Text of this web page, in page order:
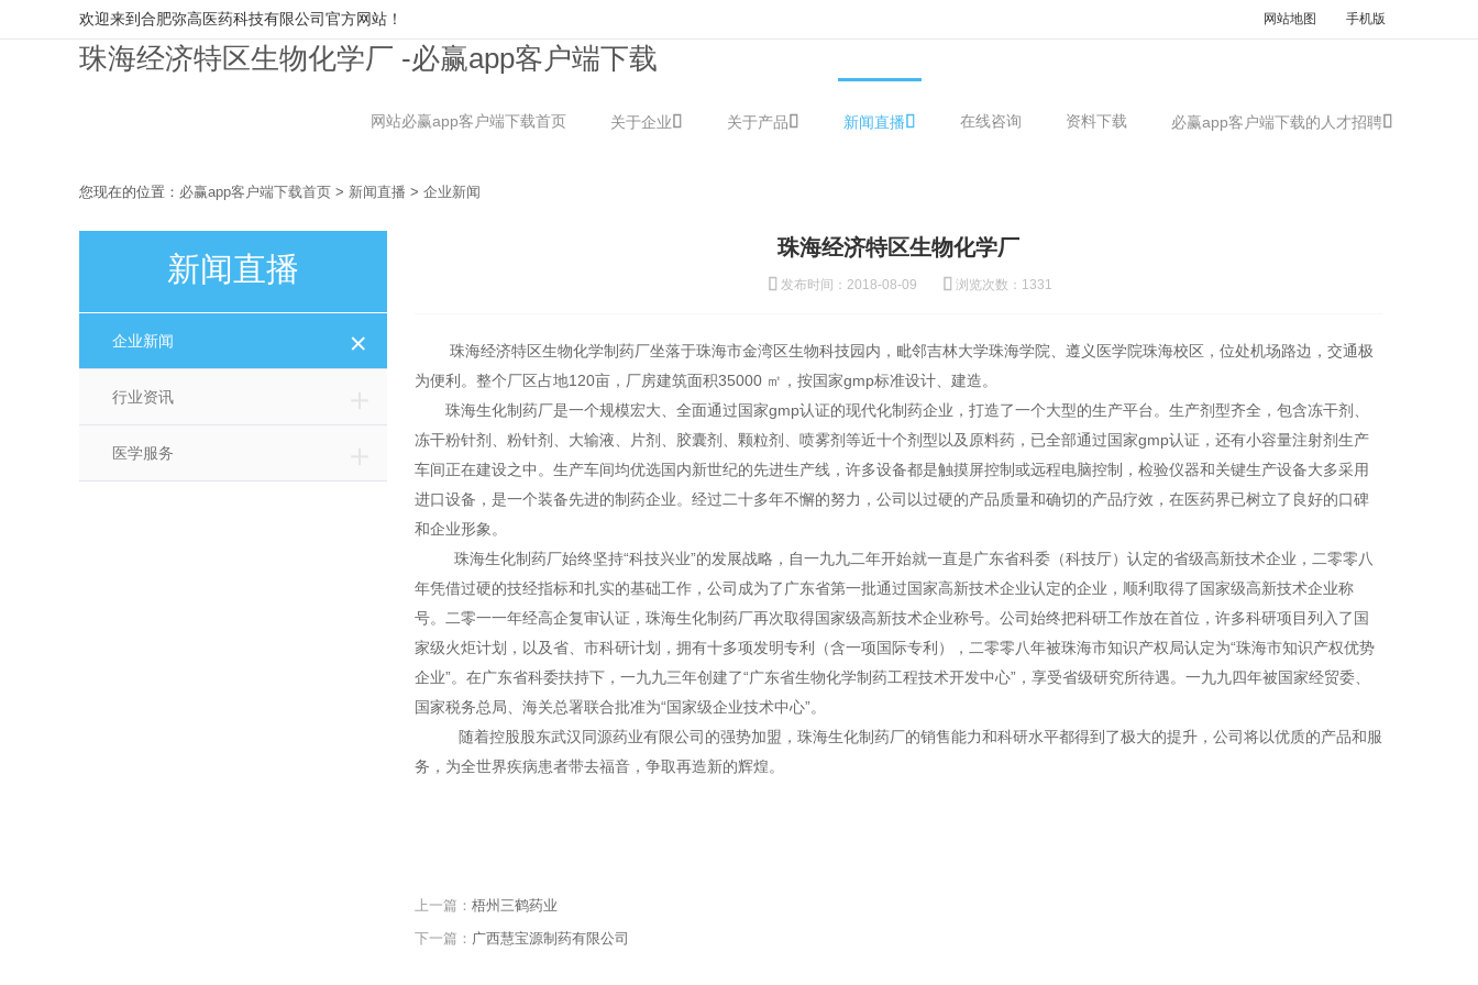
欢迎来到合肥弥高医药科技有限公司官方网站！ 网站地图 手机版
珠海经济特区生物化学厂 -必赢app客户端下载
网站必赢app客户端下载首页 关于企业 关于产品 新闻直播 在线咨询 资料下载 必赢app客户端下载的人才招聘
您现在的位置： 必赢app客户端下载首页 > 新闻直播 > 企业新闻
新闻直播
企业新闻 ＋
行业资讯
医学服务
珠海经济特区生物化学厂
发布时间：2018-08-09 浏览次数：1331
珠海经济特区生物化学制药厂坐落于珠海市金湾区生物科技园内，毗邻吉林大学珠海学院、遵义医学院珠海校区，位处机场路边，交通极
为便利。整个厂区占地120亩，厂房建筑面积35000 ㎡，按国家gmp标准设计、建造。
珠海生化制药厂是一个规模宏大、全面通过国家gmp认证的现代化制药企业，打造了一个大型的生产平台。生产剂型齐全，包含冻干剂、
冻干粉针剂、粉针剂、大输液、片剂、胶囊剂、颗粒剂、喷雾剂等近十个剂型以及原料药，已全部通过国家gmp认证，还有小容量注射剂生产
车间正在建设之中。生产车间均优选国内新世纪的先进生产线，许多设备都是触摸屏控制或远程电脑控制，检验仪器和关键生产设备大多采用
进口设备，是一个装备先进的制药企业。经过二十多年不懈的努力，公司以过硬的产品质量和确切的产品疗效，在医药界已树立了良好的口碑
和企业形象。
珠海生化制药厂始终坚持“科技兴业”的发展战略，自一九九二年开始就一直是广东省科委（科技厅）认定的省级高新技术企业，二零零八
年凭借过硬的技经指标和扎实的基础工作，公司成为了广东省第一批通过国家高新技术企业认定的企业，顺利取得了国家级高新技术企业称
号。二零一一年经高企复审认证，珠海生化制药厂再次取得国家级高新技术企业称号。公司始终把科研工作放在首位，许多科研项目列入了国
家级火炬计划，以及省、市科研计划，拥有十多项发明专利（含一项国际专利），二零零八年被珠海市知识产权局认定为“珠海市知识产权优势
企业”。在广东省科委扶持下，一九九三年创建了“广东省生物化学制药工程技术开发中心”，享受省级研究所待遇。一九九四年被国家经贸委、
国家税务总局、海关总署联合批准为“国家级企业技术中心”。
随着控股股东武汉同源药业有限公司的强势加盟，珠海生化制药厂的销售能力和科研水平都得到了极大的提升，公司将以优质的产品和服
务，为全世界疾病患者带去福音，争取再造新的辉煌。
上一篇： 梧州三鹤药业
下一篇： 广西慧宝源制药有限公司